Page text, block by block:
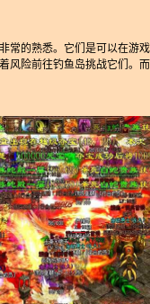
常的熟悉。它们是可以在游
风险前往钓鱼岛挑战它们。